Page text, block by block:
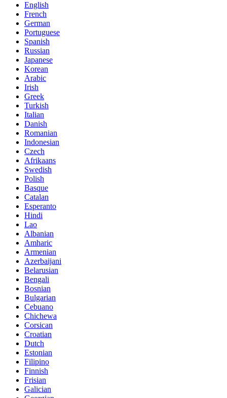
English
French
German
Portuguese
Spanish
Russian
Japanese
Korean
Arabic
Irish
Greek
Turkish
Italian
Danish
Romanian
Indonesian
Czech
Afrikaans
Swedish
Polish
Basque
Catalan
Esperanto
Hindi
Lao
Albanian
Amharic
Armenian
Azerbaijani
Belarusian
Bengali
Bosnian
Bulgarian
Cebuano
Chichewa
Corsican
Croatian
Dutch
Estonian
Filipino
Finnish
Frisian
Galician